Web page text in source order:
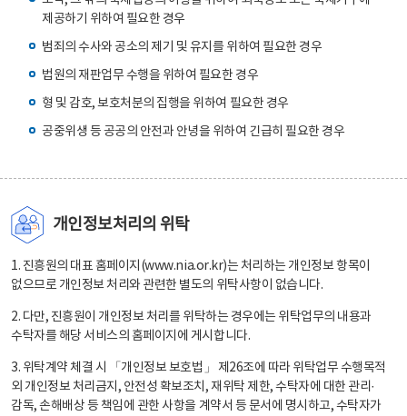
제공하기 위하여 필요한 경우
범죄의 수사와 공소의 제기 및 유지를 위하여 필요한 경우
법원의 재판업무 수행을 위하여 필요한 경우
형 및 감호, 보호처분의 집행을 위하여 필요한 경우
공중위생 등 공공의 안전과 안녕을 위하여 긴급히 필요한 경우
개인정보처리의 위탁
1. 진흥원의 대표 홈페이지(www.nia.or.kr)는 처리하는 개인정보 항목이
없으므로 개인정보 처리와 관련한 별도의 위탁사항이 없습니다.
2. 다만, 진흥원이 개인정보 처리를 위탁하는 경우에는 위탁업무의 내용과
수탁자를 해당 서비스의 홈페이지에 게시합니다.
3. 위탁계약 체결 시 「개인정보 보호법」 제26조에 따라 위탁업무 수행목적
외 개인정보 처리금지, 안전성 확보조치, 재위탁 제한, 수탁자에 대한 관리·
감독, 손해배상 등 책임에 관한 사항을 계약서 등 문서에 명시하고, 수탁자가